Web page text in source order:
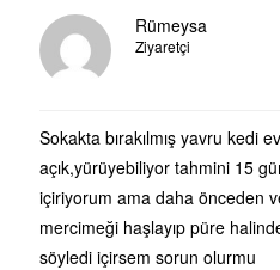
Rümeysa
Ziyaretçi
Sokakta bırakılmış yavru kedi
açık,yürüyebiliyor tahmini 15
içiriyorum ama daha önceden
mercimeği haşlayıp püre
söyledi içirsem sorun olurmu